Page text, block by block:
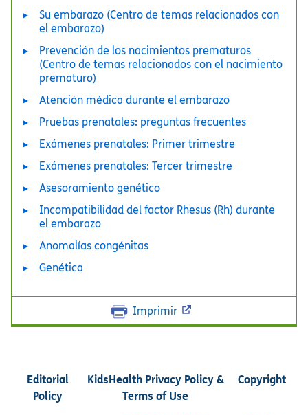
Su embarazo (Centro de temas relacionados con
el embarazo)
Prevención de los nacimientos prematuros
(Centro de temas relacionados con el nacimiento
prematuro)
Atención médica durante el embarazo
Pruebas prenatales: preguntas frecuentes
Exámenes prenatales: Primer trimestre
Exámenes prenatales: Tercer trimestre
Asesoramiento genético
Incompatibilidad del factor Rhesus (Rh) durante
el embarazo
Anomalías congénitas
Genética
Imprimir
Editorial
Policy
KidsHealth Privacy Policy &
Terms of Use
Copyright